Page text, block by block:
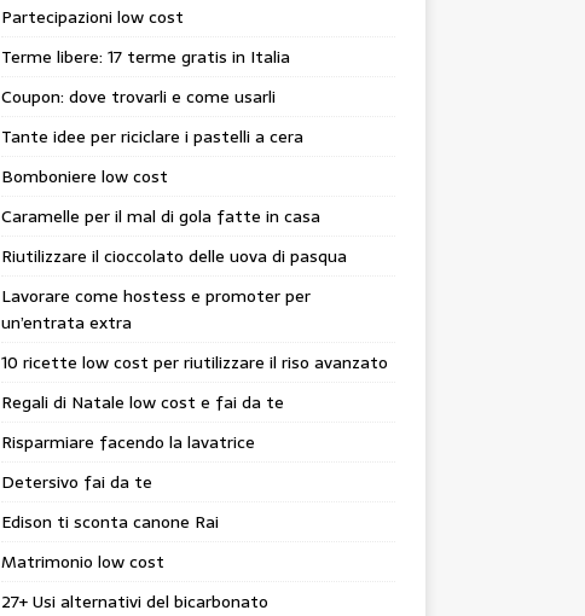
Partecipazioni low cost
Terme libere: 17 terme gratis in Italia
Coupon: dove trovarli e come usarli
Tante idee per riciclare i pastelli a cera
Bomboniere low cost
Caramelle per il mal di gola fatte in casa
Riutilizzare il cioccolato delle uova di pasqua
Lavorare come hostess e promoter per
un’entrata extra
10 ricette low cost per riutilizzare il riso avanzato
Regali di Natale low cost e fai da te
Risparmiare facendo la lavatrice
Detersivo fai da te
Edison ti sconta canone Rai
Matrimonio low cost
27+ Usi alternativi del bicarbonato